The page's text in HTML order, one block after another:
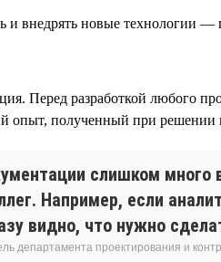
и внедрять новые
Перед разработкой любого
опыт, полученный при
слишком
Например, если
видно, что нужно
департамента проектирования и